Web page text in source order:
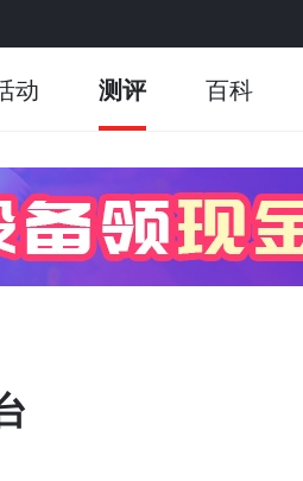
动 测评 百科